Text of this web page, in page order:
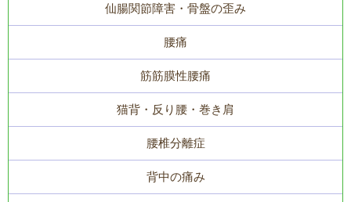
仙腸関節障害・骨盤の歪み
腰痛
筋筋膜性腰痛
猫背・反り腰・巻き肩
腰椎分離症
背中の痛み